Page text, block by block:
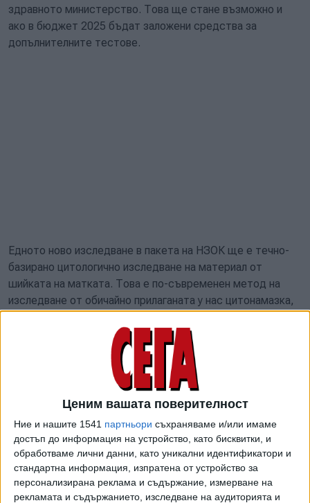
Ценим вашата поверителност
Ние и нашите 1541 партньори съхраняваме и/или имаме
достъп до информация на устройство, като бисквитки, и
обработваме лични данни, като уникални идентификатори и
стандартна информация, изпратена от устройство за
персонализирана реклама и съдържание, измерване на
рекламата и съдържанието, изследване на аудиторията и
здравното министерство. Това ще стане възможно и
ако в бюджет 2025 бъдат заложени средства за
допълнителните тестове.
Едното ново изследване в пакета на НЗОК ще е течно-
базирано цитологично изследване на материал от
шийката на матката. Това е по-съвременен метод на
изследване от обичайно прилаганата у нас цитонамазка,
обясняват в мотивите от МЗ. То не е евтино, а сега се
плаща от пациентите - в мотивите е посочено, че
пазарната му цена е 30-33 лв. С проекта на наредбата се
предлага конвенционалната цитонамазка в
профилактичните прегледи на жени на възраст 30-40
изследване на материал от шийката на матката“.
Другото ново изследване е за определяне на албумин-
креатининово отношение в урината и изчислена
гломерулна филтрация (eGFR) в mL/min/1.73m2, които са